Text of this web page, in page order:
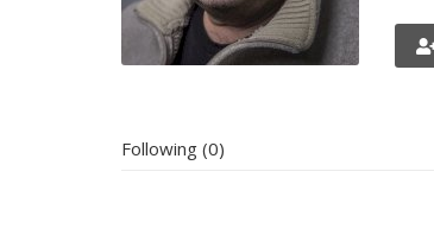
Following (0)